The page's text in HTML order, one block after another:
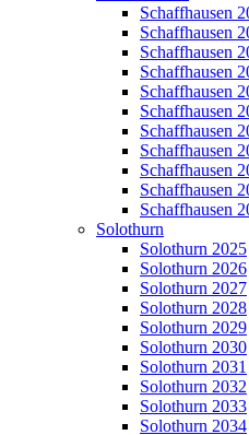
Schaffhausen
Schaffhausen
Schaffhausen
Schaffhausen
Schaffhausen
Schaffhausen
Schaffhausen
Schaffhausen
Schaffhausen
Schaffhausen
Schaffhausen
Solothurn
Solothurn 2025
Solothurn 2026
Solothurn 2027
Solothurn 2028
Solothurn 2029
Solothurn 2030
Solothurn 2031
Solothurn 2032
Solothurn 2033
Solothurn 2034